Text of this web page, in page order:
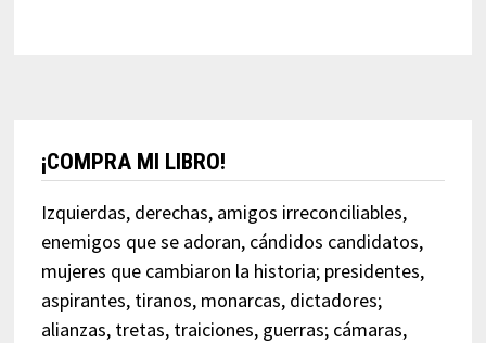
¡COMPRA MI LIBRO!
Izquierdas, derechas, amigos irreconciliables,
enemigos que se adoran, cándidos candidatos,
mujeres que cambiaron la historia; presidentes,
aspirantes, tiranos, monarcas, dictadores;
alianzas, tretas, traiciones, guerras; cámaras,